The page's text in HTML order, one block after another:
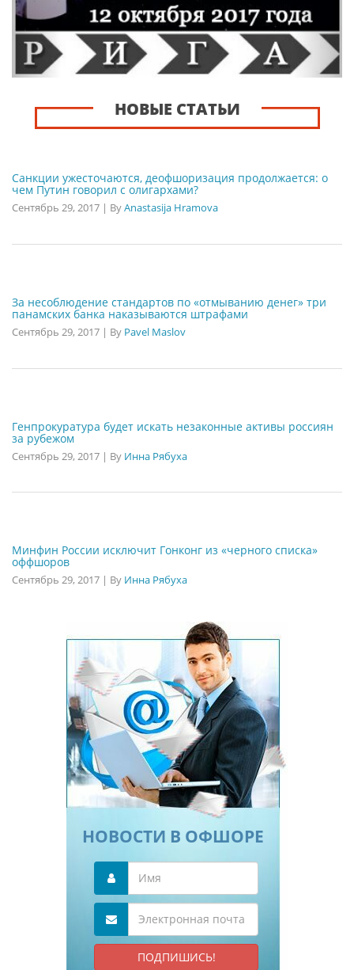
НОВЫЕ СТАТЬИ
Санкции ужесточаются, деофшоризация продолжается: о
чем Путин говорил с олигархами?
Сентябрь 29, 2017 | ByAnastasija Hramova
За несоблюдение стандартов по «отмыванию денег» три
панамских банка наказываются штрафами
Сентябрь 29, 2017 | By Pavel Maslov
Генпрокуратура будет искать незаконные активы россиян
за рубежом
Сентябрь 29, 2017 | By Инна Рябуха
Минфин России исключит Гонконг из «черного списка»
оффшоров
Сентябрь 29, 2017 | By Инна Рябуха
НОВОСТИ В ОФШОРЕ